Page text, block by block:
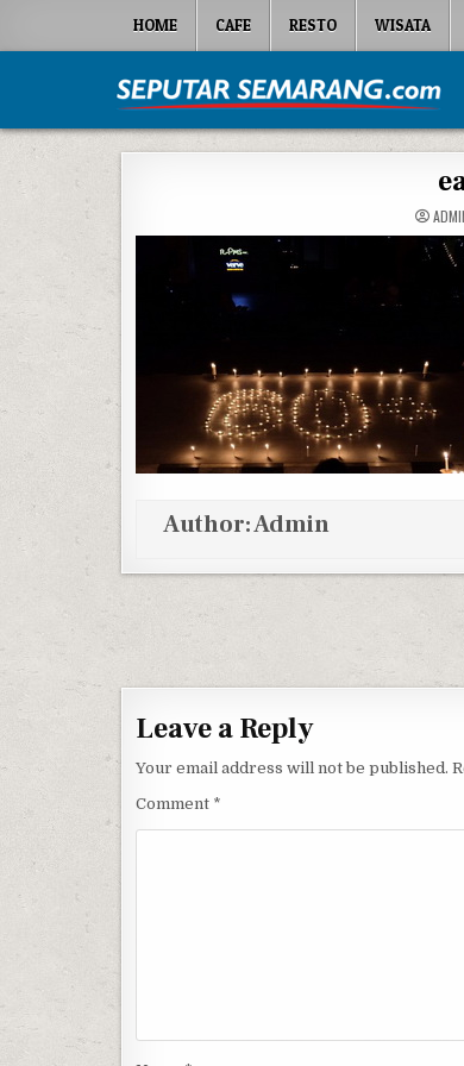
HOME CAFE RESTO WISATA
Seputar Semarang
Author:Admin
Post navigation
Leave a Reply
Your email address will not be published.
Comment *